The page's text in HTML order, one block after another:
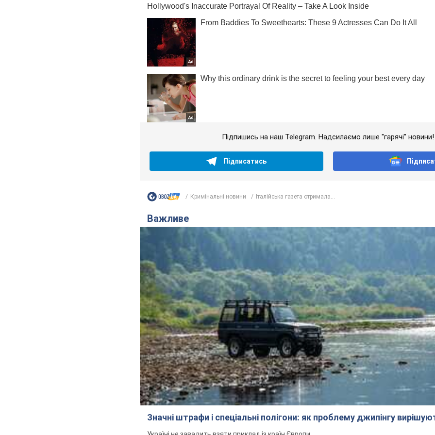
Підпишись на наш Telegram. Надсилаємо лише "гарячі" новини!
Підписатись
Кримінальні новини Італійська газета отримала...
Важливе
Значні штрафи і спеціальні полігони: як проблему джипінгу